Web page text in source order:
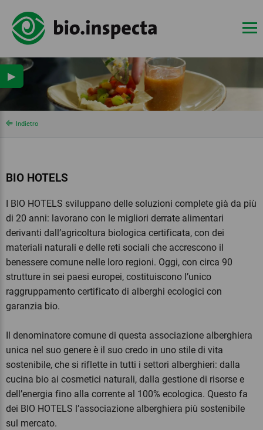
Indietro
BIO HOTELS
I BIO HOTELS sviluppano delle soluzioni complete già da più
di 20 anni: lavorano con le migliori derrate alimentari
derivanti dall’agricoltura biologica certificata, con dei
materiali naturali e delle reti sociali che accrescono il
benessere comune nelle loro regioni. Oggi, con circa 90
strutture in sei paesi europei, costituiscono l’unico
raggruppamento certificato di alberghi ecologici con
garanzia bio.
Il denominatore comune di questa associazione alberghiera
unica nel suo genere è il suo credo in uno stile di vita
sostenibile, che si riflette in tutti i settori alberghieri: dalla
cucina bio ai cosmetici naturali, dalla gestione di risorse e
dell’energia fino alla corrente al 100% ecologica. Questo fa
dei BIO HOTELS l’associazione alberghiera più sostenibile
sul mercato.
▶